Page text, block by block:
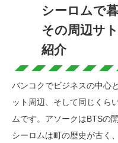
シーロムで
その周辺サ
紹介
バンコクでビジネスの中心
ット周辺、そして同じくら
ムです。アソークはBTSの
シーロムは町の歴史が古く